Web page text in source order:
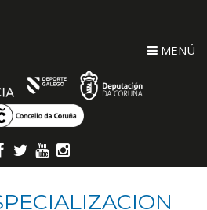
MENÚ